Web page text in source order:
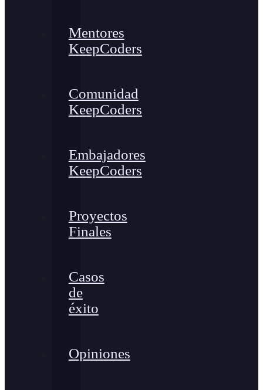
Mentores
KeepCoders
Comunidad
KeepCoders
Embajadores
KeepCoders
Proyectos
Finales
Casos
de
éxito
Opiniones